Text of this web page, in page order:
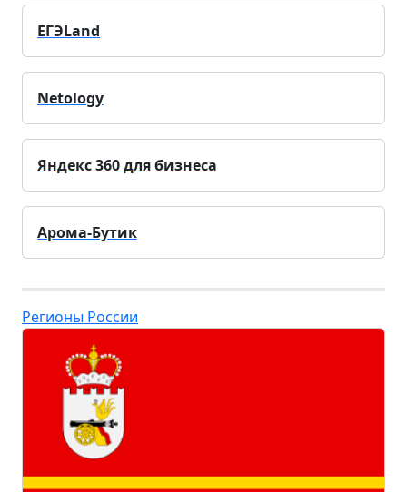
ЕГЭLand
Netology
Яндекс 360 для бизнеса
Арома-Бутик
Регионы России